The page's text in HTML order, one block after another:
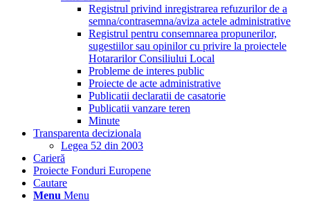
Registrul privind inregistrarea refuzurilor de a
semna/contrasemna/aviza actele administrative
Registrul pentru consemnarea propunerilor,
sugestiilor sau opinilor cu privire la proiectele
Hotararilor Consiliului Local
Probleme de interes public
Proiecte de acte administrative
Publicatii declaratii de casatorie
Publicatii vanzare teren
Minute
Transparenta decizionala
Legea 52 din 2003
Carieră
Proiecte Fonduri Europene
Cautare
Menu Menu